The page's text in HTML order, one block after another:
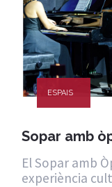
ESPAIS
Sopar amb
El Sopar amb
experiència